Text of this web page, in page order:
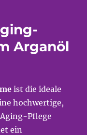
Arganöl
ist die ideale
hochwertige,
Pflege
ein